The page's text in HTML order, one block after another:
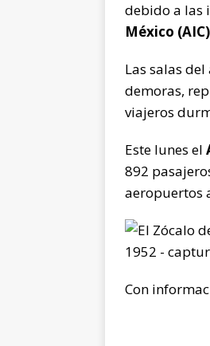
debido a las
México (AIC)
Las salas
demoras,
viajeros
Este lunes el
892
aeropuertos
Con